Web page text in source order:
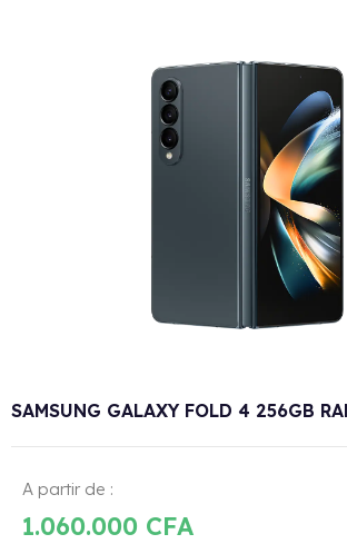
SAMSUNG GALAXY FOLD 4 256GB
A partir de :
1.060.000 CFA